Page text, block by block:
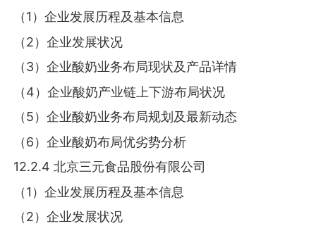
（1）企业发展历程及基本信息
（2）企业发展状况
（3）企业酸奶业务布局现状及产品详情
（4）企业酸奶产业链上下游布局状况
（5）企业酸奶业务布局规划及最新动态
（6）企业酸奶布局优劣势分析
12.2.4 北京三元食品股份有限公司
（1）企业发展历程及基本信息
（2）企业发展状况